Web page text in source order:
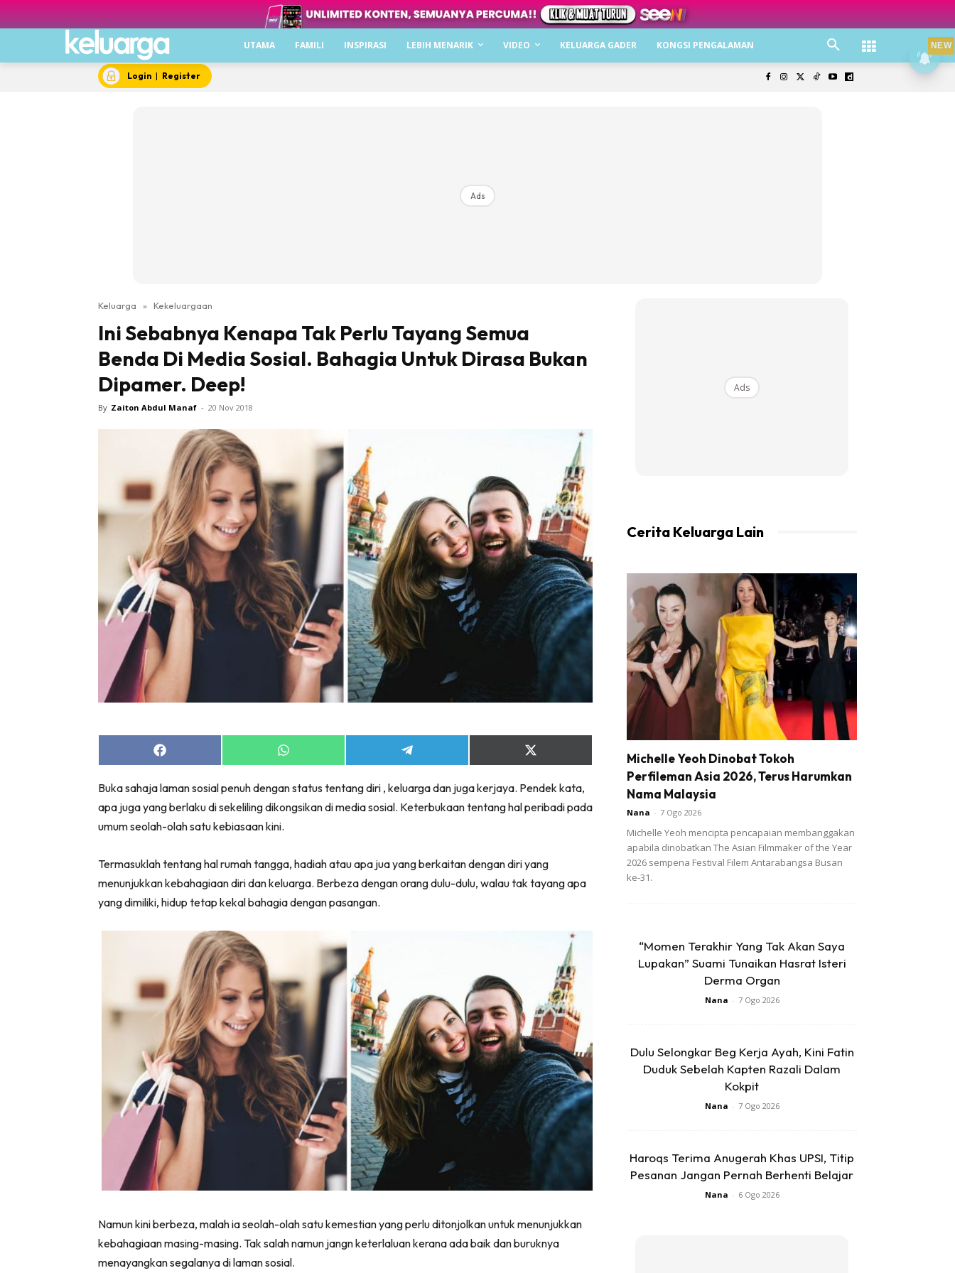
UTAMA FAMILI INSPIRASI LEBIH MENARIK VIDEO KELUARGA GADER KONGSI PENGALAMAN
Login | Register
Ads
Keluarga » Kekeluargaan
Ini Sebabnya Kenapa Tak Perlu Tayang Semua
Benda Di Media Sosial. Bahagia Untuk Dirasa Bukan
Dipamer. Deep!
By Zaiton Abdul Manaf - 20 Nov 2018
Share
on
Share
on
Share
on
Share
on
(Twitter)
Buka sahaja laman sosial penuh dengan status tentang diri , keluarga dan juga kerjaya. Pendek kata,
apa juga yang berlaku di sekeliling dikongsikan di media sosial. Keterbukaan tentang hal peribadi pada
umum seolah-olah satu kebiasaan kini.
Termasuklah tentang hal rumah tangga, hadiah atau apa jua yang berkaitan dengan diri yang
menunjukkan kebahagiaan diri dan keluarga. Berbeza dengan orang dulu-dulu, walau tak tayang apa
yang dimiliki, hidup tetap kekal bahagia dengan pasangan.
Namun kini berbeza, malah ia seolah-olah satu kemestian yang perlu ditonjolkan untuk menunjukkan
kebahagiaan masing-masing. Tak salah namun jangn keterlaluan kerana ada baik dan buruknya
menayangkan segalanya di laman sosial.
Ads
Cerita Keluarga Lain
Michelle Yeoh Dinobat Tokoh
Perfileman Asia 2026, Terus Harumkan
Nama Malaysia
Nana - 7 Ogo 2026
Michelle Yeoh mencipta pencapaian membanggakan
apabila dinobatkan The Asian Filmmaker of the Year
2026 sempena Festival Filem Antarabangsa Busan
ke-31.
“Momen Terakhir Yang Tak Akan Saya
Lupakan” Suami Tunaikan Hasrat Isteri
Derma Organ
Nana - 7 Ogo 2026
Dulu Selongkar Beg Kerja Ayah, Kini Fatin
Duduk Sebelah Kapten Razali Dalam
Kokpit
Nana - 7 Ogo 2026
Haroqs Terima Anugerah Khas UPSI, Titip
Pesanan Jangan Pernah Berhenti Belajar
Nana - 6 Ogo 2026
NEW